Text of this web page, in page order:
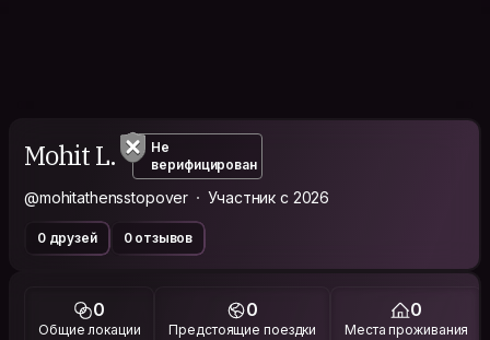
Mohit L.
Не
верифицирован
@mohitathensstopover Участник с 2026
0 друзей 0 отзывов
0
Общие локации
0
Предстоящие поездки
0
Места проживания